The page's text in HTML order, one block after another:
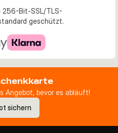
256-Bit-SSL/TLS-
geschützt.
Angebot, bevor es abläuft!
sichern